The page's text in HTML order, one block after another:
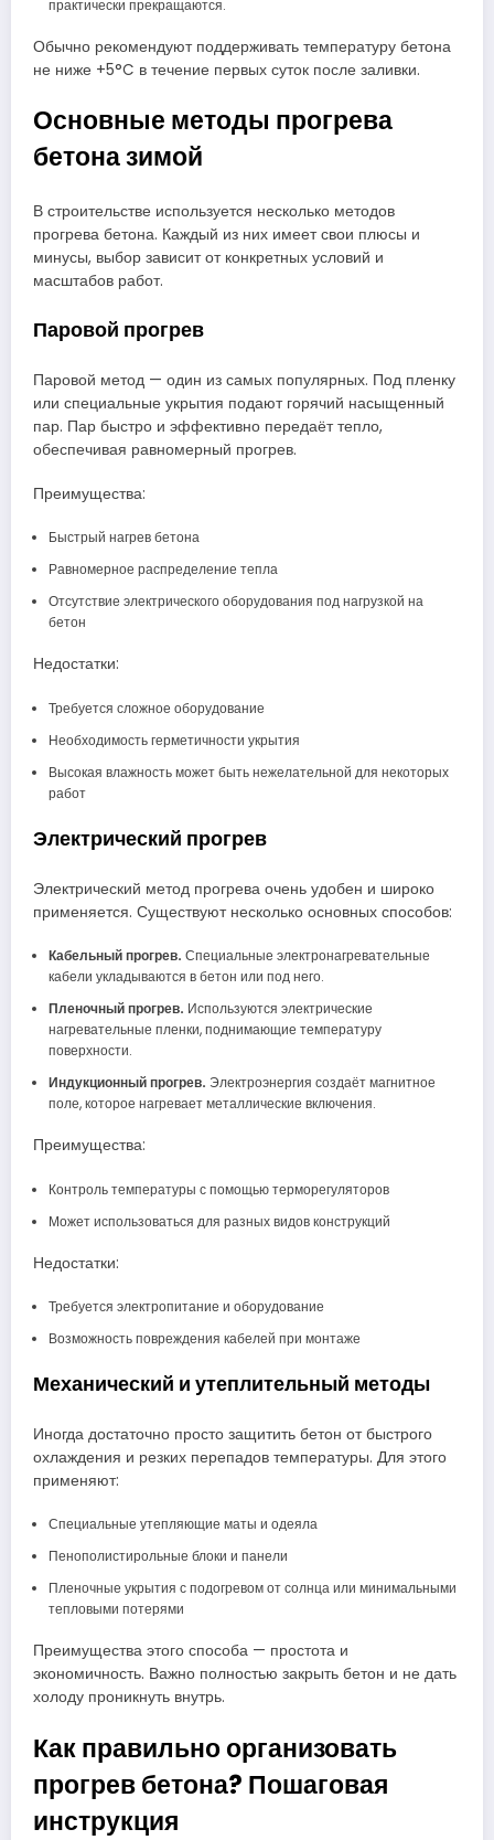
практически прекращаются.
Обычно рекомендуют поддерживать температуру бетона
не ниже +5°C в течение первых суток после заливки.
Основные методы прогрева
бетона зимой
В строительстве используется несколько методов
прогрева бетона. Каждый из них имеет свои плюсы и
минусы, выбор зависит от конкретных условий и
масштабов работ.
Паровой прогрев
Паровой метод — один из самых популярных. Под пленку
или специальные укрытия подают горячий насыщенный
пар. Пар быстро и эффективно передаёт тепло,
обеспечивая равномерный прогрев.
Преимущества:
Быстрый нагрев бетона
Равномерное распределение тепла
Отсутствие электрического оборудования под нагрузкой на
бетон
Недостатки:
Требуется сложное оборудование
Необходимость герметичности укрытия
Высокая влажность может быть нежелательной для некоторых
работ
Электрический прогрев
Электрический метод прогрева очень удобен и широко
применяется. Существуют несколько основных способов:
Кабельный прогрев. Специальные электронагревательные
кабели укладываются в бетон или под него.
Пленочный прогрев. Используются электрические
нагревательные пленки, поднимающие температуру
поверхности.
Индукционный прогрев. Электроэнергия создаёт магнитное
поле, которое нагревает металлические включения.
Преимущества:
Контроль температуры с помощью терморегуляторов
Может использоваться для разных видов конструкций
Недостатки:
Требуется электропитание и оборудование
Возможность повреждения кабелей при монтаже
Механический и утеплительный методы
Иногда достаточно просто защитить бетон от быстрого
охлаждения и резких перепадов температуры. Для этого
применяют:
Специальные утепляющие маты и одеяла
Пенополистирольные блоки и панели
Пленочные укрытия с подогревом от солнца или минимальными
тепловыми потерями
Преимущества этого способа — простота и
экономичность. Важно полностью закрыть бетон и не дать
холоду проникнуть внутрь.
Как правильно организовать
прогрев бетона? Пошаговая
инструкция